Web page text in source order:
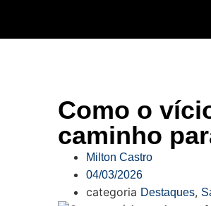
Como o
caminho
Milton Castro
04/03/2026
categoria Destaques,